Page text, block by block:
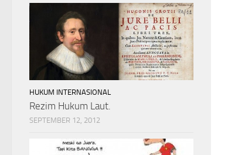
HUKUM INTERNASIONAL
Rezim Hukum Laut.
SEPTEMBER 12, 2012